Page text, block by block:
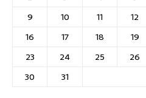
9
10 11 12
16
17 18 19
23
24 25 26
30
31